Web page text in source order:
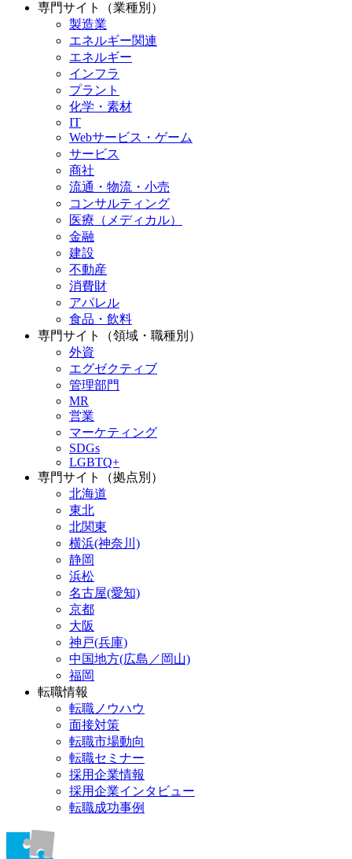
専門サイト（業種別）
製造業
エネルギー関連
エネルギー
インフラ
プラント
化学・素材
IT
Webサービス・ゲーム
サービス
商社
流通・物流・小売
コンサルティング
医療（メディカル）
金融
建設
不動産
消費財
アパレル
食品・飲料
専門サイト（領域・職種別）
外資
エグゼクティブ
管理部門
MR
営業
マーケティング
SDGs
LGBTQ+
専門サイト（拠点別）
北海道
東北
北関東
横浜(神奈川)
静岡
浜松
名古屋(愛知)
京都
大阪
神戸(兵庫)
中国地方(広島／岡山)
福岡
転職情報
転職ノウハウ
面接対策
転職市場動向
転職セミナー
採用企業情報
採用企業インタビュー
転職成功事例